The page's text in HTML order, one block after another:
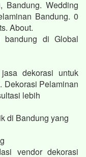
Bandung. Wedding
Bandung. 0
About.
bandung di Global
dekorasi untuk
Dekorasi Pelaminan
lebih
di Bandung yang
vendor dekorasi